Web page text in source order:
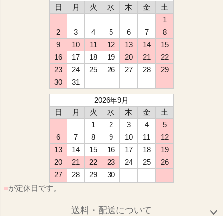
日
月 火 水 木 金
土
1
2
3 4 5 6 7
8
9
10 11 12 13 14
15
16
17 18 19 20 21
22
23
24 25 26 27 28
29
30
31
2026年9月
日
月 火 水 木 金
土
1
2 3 4
5
6
7 8 9 10 11
12
13
14 15 16 17 18
19
20
21 22 23 24 25
26
27
28 29
30
■が定休日です。
送料・配送について